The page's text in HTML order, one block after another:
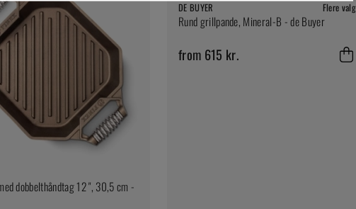
dobbelthåndtag 12 ", 30,5 cm -
DE BUYER Flere valg
Rund grillpande, Mineral-B - de Buyer
from 615 kr.